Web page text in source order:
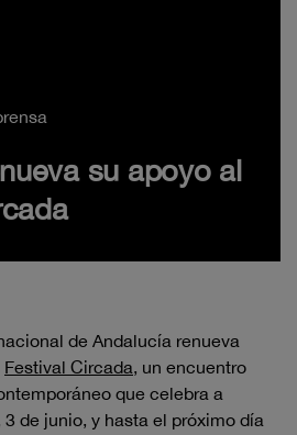
su apoyo al
de Andalucía renueva
Festival Circada, un encuentro
que celebra a
de junio, y hasta el próximo día